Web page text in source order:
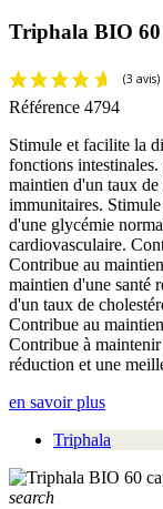
Triphala BIO 60
Référence 4794
Stimule et facilite la
fonctions
maintien d'un taux
immunitaires.
d'une glycémie
cardiovasculaire.
Contribue au
maintien d'une santé
d'un taux de
Contribue au
Contribue à
réduction et une
en savoir plus
Triphala
search